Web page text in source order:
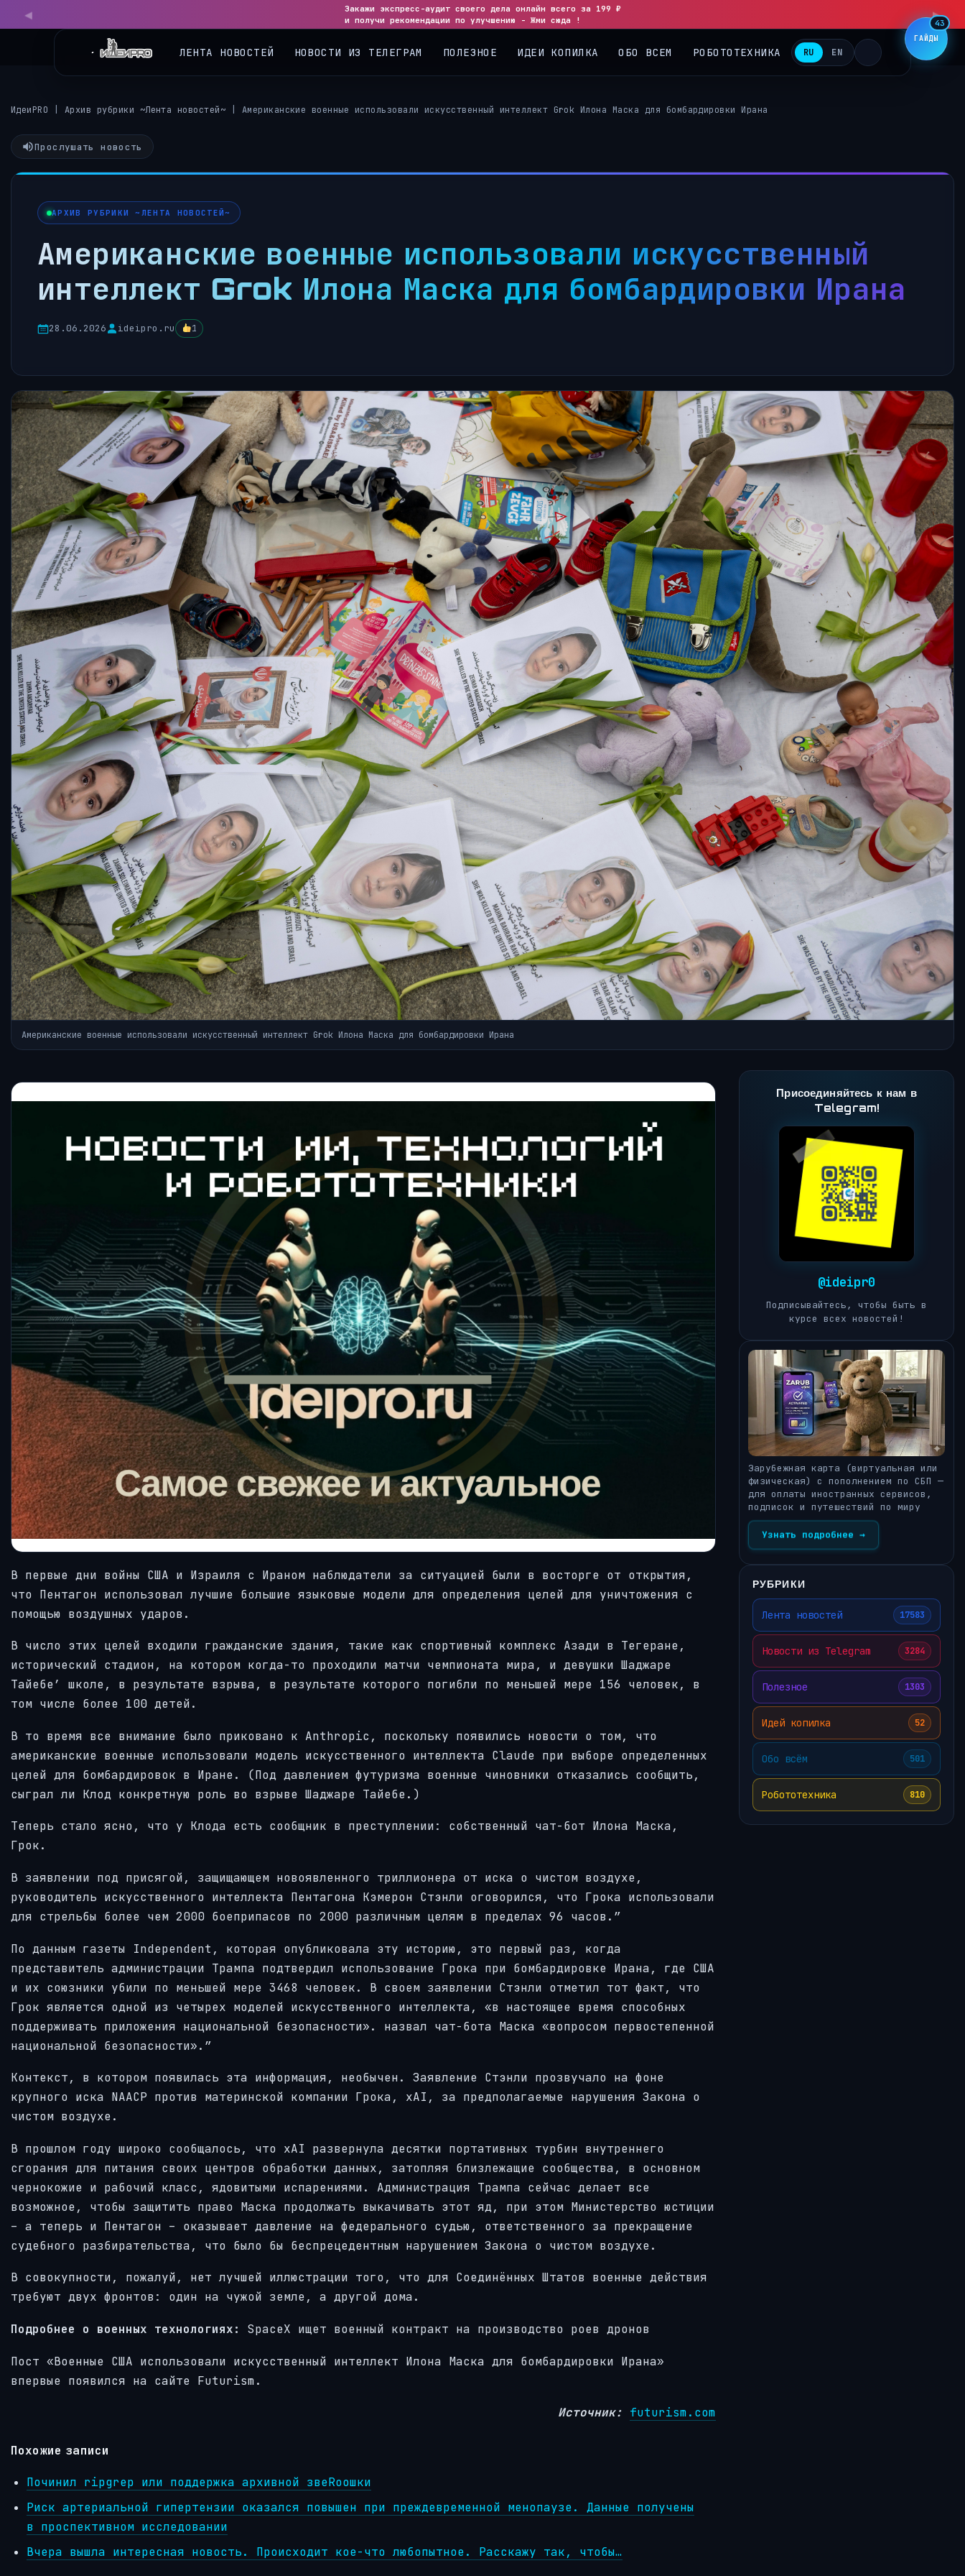
◀
Закажи экспресс-аудит своего дела онлайн всего за 199 ₽
и получи рекомендации по улучшению - Жми сюда !
▶
RU EN
ИдеиPRO Архив рубрики ~Лента новостей~ Американские военные использовали искусственный интеллект Grok Илона Маска для бомбардировки Ирана
Прослушать новость
АРХИВ РУБРИКИ ~ЛЕНТА НОВОСТЕЙ~
Американские военные использовали искусственный
интеллект Grok Илона Маска для бомбардировки Ирана
28.06.2026 ideipro.ru 1
Американские военные использовали искусственный интеллект Grok Илона Маска для бомбардировки Ирана
В первые дни войны США и Израиля с Ираном наблюдатели за ситуацией были в восторге от открытия,
что Пентагон использовал лучшие большие языковые модели для определения целей для уничтожения с
помощью воздушных ударов.
В число этих целей входили гражданские здания, такие как спортивный комплекс Азади в Тегеране,
исторический стадион, на котором когда-то проходили матчи чемпионата мира, и девушки Шаджаре
Тайебе’ школе, в результате взрыва, в результате которого погибли по меньшей мере 156 человек, в
том числе более 100 детей.
В то время все внимание было приковано к Anthropic, поскольку появились новости о том, что
американские военные использовали модель искусственного интеллекта Claude при выборе определенных
целей для бомбардировок в Иране. (Под давлением футуризма военные чиновники отказались сообщить,
сыграл ли Клод конкретную роль во взрыве Шаджаре Тайебе.)
Теперь стало ясно, что у Клода есть сообщник в преступлении: собственный чат-бот Илона Маска,
Грок.
В заявлении под присягой, защищающем новоявленного триллионера от иска о чистом воздухе,
руководитель искусственного интеллекта Пентагона Кэмерон Стэнли оговорился, что Грока использовали
для стрельбы более чем 2000 боеприпасов по 2000 различным целям в пределах 96 часов.”
По данным газеты Independent, которая опубликовала эту историю, это первый раз, когда
представитель администрации Трампа подтвердил использование Грока при бомбардировке Ирана, где США
и их союзники убили по меньшей мере 3468 человек. В своем заявлении Стэнли отметил тот факт, что
Грок является одной из четырех моделей искусственного интеллекта, «в настоящее время способных
поддерживать приложения национальной безопасности». назвал чат-бота Маска «вопросом первостепенной
национальной безопасности».”
Контекст, в котором появилась эта информация, необычен. Заявление Стэнли прозвучало на фоне
крупного иска NAACP против материнской компании Грока, xAI, за предполагаемые нарушения Закона о
чистом воздухе.
В прошлом году широко сообщалось, что xAI развернула десятки портативных турбин внутреннего
сгорания для питания своих центров обработки данных, затопляя близлежащие сообщества, в основном
чернокожие и рабочий класс, ядовитыми испарениями. Администрация Трампа сейчас делает все
возможное, чтобы защитить право Маска продолжать выкачивать этот яд, при этом Министерство юстиции
– а теперь и Пентагон – оказывает давление на федерального судью, ответственного за прекращение
судебного разбирательства, что было бы беспрецедентным нарушением Закона о чистом воздухе.
В совокупности, пожалуй, нет лучшей иллюстрации того, что для Соединённых Штатов военные действия
требуют двух фронтов: один на чужой земле, а другой дома.
Подробнее о военных технологиях: SpaceX ищет военный контракт на производство роев дронов
Пост «Военные США использовали искусственный интеллект Илона Маска для бомбардировки Ирана»
впервые появился на сайте Futurism.
Источник: futurism.com
Похожие записи
Починил ripgrep или поддержка архивной звеRooшки
Риск артериальной гипертензии оказался повышен при преждевременной менопаузе. Данные получены
в проспективном исследовании
Вчера вышла интересная новость. Происходит кое-что любопытное. Расскажу так, чтобы…
Присоединяйтесь к нам в
Telegram!
@ideipr0
Подписывайтесь, чтобы быть в
курсе всех новостей!
Зарубежная карта (виртуальная или
физическая) с пополнением по СБП —
для оплаты иностранных сервисов,
подписок и путешествий по миру
Узнать подробнее →
РУБРИКИ
Лента новостей 17583
Новости из Telegram 3284
Полезное 1303
Идей копилка 52
Обо всём 501
Робототехника 810
ГАЙДЫ
43